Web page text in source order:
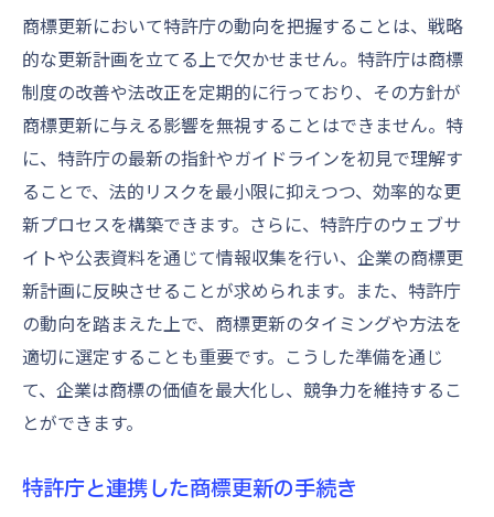
商標更新において特許庁の動向を把握することは、戦略
的な更新計画を立てる上で欠かせません。特許庁は商標
制度の改善や法改正を定期的に行っており、その方針が
商標更新に与える影響を無視することはできません。特
に、特許庁の最新の指針やガイドラインを初見で理解す
ることで、法的リスクを最小限に抑えつつ、効率的な更
新プロセスを構築できます。さらに、特許庁のウェブサ
イトや公表資料を通じて情報収集を行い、企業の商標更
新計画に反映させることが求められます。また、特許庁
の動向を踏まえた上で、商標更新のタイミングや方法を
適切に選定することも重要です。こうした準備を通じ
て、企業は商標の価値を最大化し、競争力を維持するこ
とができます。
特許庁と連携した商標更新の手続き